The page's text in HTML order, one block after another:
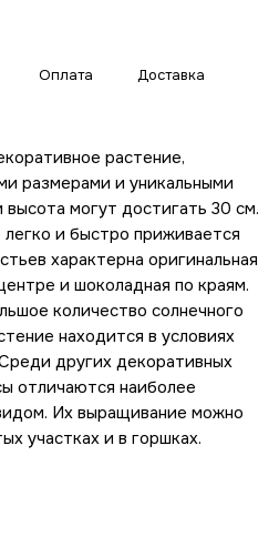
Оплата Доставка
растение,
размерами и уникальными
могут достигать 30 см.
и быстро приживается
характерна оригинальная
и шоколадная по краям.
количество солнечного
находится в условиях
других декоративных
отличаются наиболее
Их выращивание можно
участках и в горшках.